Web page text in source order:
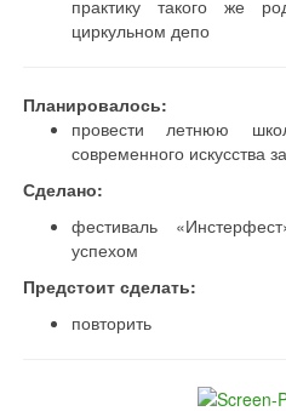
практику такого же
циркульном депо
Планировалось:
провести летнюю
современного искусства
Сделано:
фестиваль
успехом
Предстоит сделать:
повторить